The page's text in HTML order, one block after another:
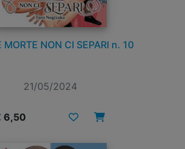
MORTE NON CI SEPARI n. 10
21/05/2024
6,50